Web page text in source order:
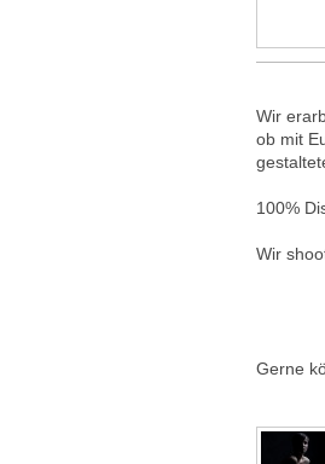
Wir
ob mit
100%
Wir
Gerne